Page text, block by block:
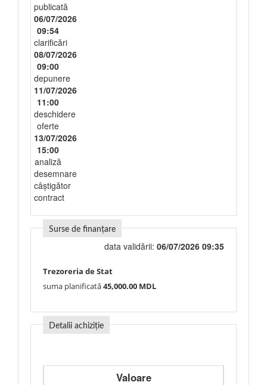
publicată
06/07/2026
09:54
clarificări
08/07/2026
09:00
depunere
11/07/2026
11:00
deschidere
oferte
13/07/2026
15:00
analiză
desemnare
câștigător
contract
Surse de finanțare
data validării: 06/07/2026 09:35
Trezoreria de Stat
suma planificată45,000.00 MDL
Detalii achiziție
Valoare